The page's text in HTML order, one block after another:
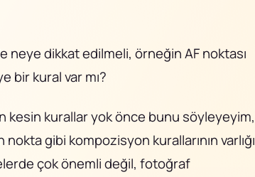
neye dikkat edilmeli, örneğin AF noktası
bir kural var mı?
kurallar yok önce bunu söyleyeyim,
gibi kompozisyon kurallarının varlığı
çok önemli değil, fotoğraf